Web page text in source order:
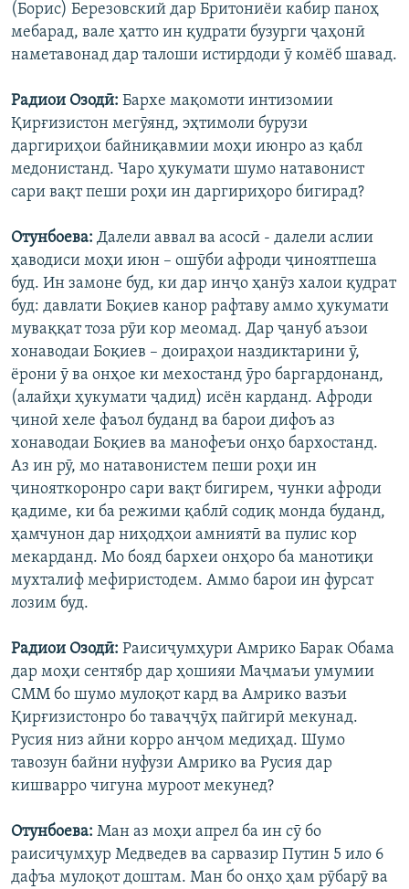
(Борис) Березовский дар Бритониёи кабир паноҳ
мебарад, вале ҳатто ин қудрати бузурги ҷаҳонӣ
наметавонад дар талоши истирдоди ӯ комёб шавад.
Радиои Озодӣ: Бархе мақомоти интизомии
Қирғизистон мегӯянд, эҳтимоли бурузи
даргириҳои байниқавмии моҳи июнро аз қабл
медонистанд. Чаро ҳукумати шумо натавонист
сари вақт пеши роҳи ин даргириҳоро бигирад?
Отунбоева: Далели аввал ва асосӣ - далели аслии
ҳаводиси моҳи июн – ошӯби афроди ҷиноятпеша
буд. Ин замоне буд, ки дар инҷо ҳанӯз халои қудрат
буд: давлати Боқиев канор рафтаву аммо ҳукумати
муваққат тоза рӯи кор меомад. Дар ҷануб аъзои
хонаводаи Боқиев – доираҳои наздиктарини ӯ,
ёрони ӯ ва онҳое ки мехостанд ӯро баргардонанд,
(алайҳи ҳукумати ҷадид) исён карданд. Афроди
ҷиноӣ хеле фаъол буданд ва барои дифоъ аз
хонаводаи Боқиев ва манофеъи онҳо бархостанд.
Аз ин рӯ, мо натавонистем пеши роҳи ин
ҷинояткоронро сари вақт бигирем, чунки афроди
қадиме, ки ба режими қаблӣ содиқ монда буданд,
ҳамчунон дар ниҳодҳои амниятӣ ва пулис кор
мекарданд. Мо бояд бархеи онҳоро ба манотиқи
мухталиф мефиристодем. Аммо барои ин фурсат
лозим буд.
Радиои Озодӣ: Раисиҷумҳури Амрико Барак Обама
дар моҳи сентябр дар ҳошияи Маҷмаъи умумии
СММ бо шумо мулоқот кард ва Амрико вазъи
Қирғизистонро бо таваҷҷӯҳ пайгирӣ мекунад.
Русия низ айни корро анҷом медиҳад. Шумо
тавозун байни нуфузи Амрико ва Русия дар
кишварро чигуна муроот мекунед?
Отунбоева: Ман аз моҳи апрел ба ин сӯ бо
раисиҷумҳур Медведев ва сарвазир Путин 5 ило 6
дафъа мулоқот доштам. Ман бо онҳо ҳам рӯбарӯ ва